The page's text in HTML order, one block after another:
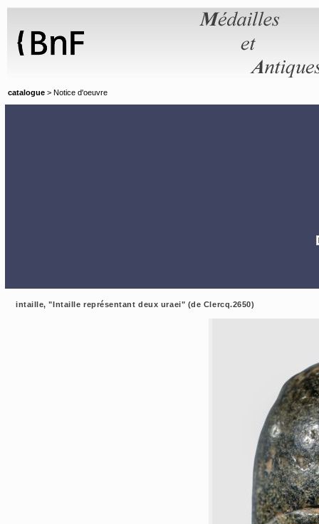
catalogue > Notice d'oeuvre
intaille, "Intaille représentant deux uraei" (de Clercq.2650)